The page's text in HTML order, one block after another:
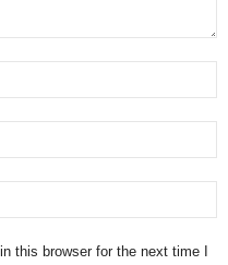
this browser for the next time I